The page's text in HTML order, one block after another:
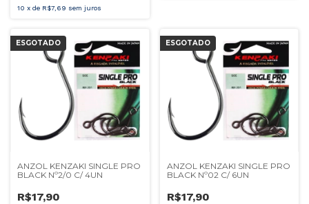
10 x de R$7,69 sem juros
ESGOTADO
ANZOL KENZAKI SINGLE PRO
BLACK Nº2/0 C/ 4UN
R$17,90
ESGOTADO
ANZOL KENZAKI SINGLE PRO
BLACK Nº02 C/ 6UN
R$17,90